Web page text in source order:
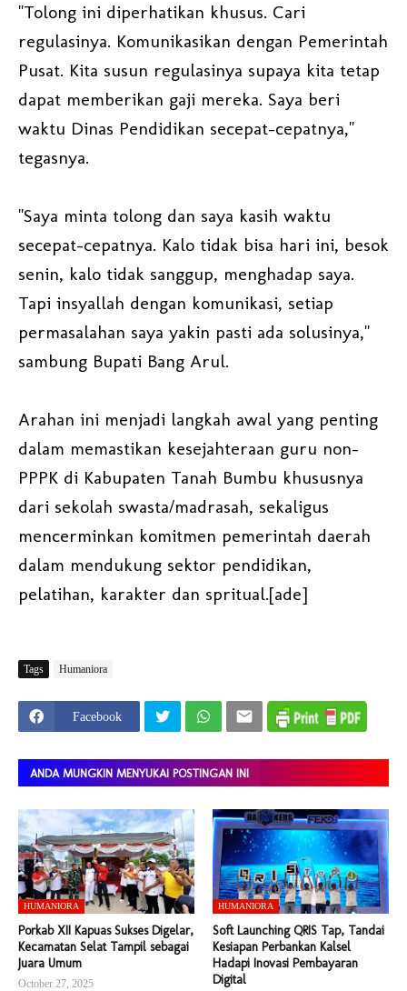
"Tolong ini diperhatikan khusus. Cari
regulasinya. Komunikasikan dengan Pemerintah
Pusat. Kita susun regulasinya supaya kita tetap
dapat memberikan gaji mereka. Saya beri
waktu Dinas Pendidikan secepat-cepatnya,"
tegasnya.
"Saya minta tolong dan saya kasih waktu
secepat-cepatnya. Kalo tidak bisa hari ini, besok
senin, kalo tidak sanggup, menghadap saya.
Tapi insyallah dengan komunikasi, setiap
permasalahan saya yakin pasti ada solusinya,"
sambung Bupati Bang Arul.
Arahan ini menjadi langkah awal yang penting
dalam memastikan kesejahteraan guru non-
PPPK di Kabupaten Tanah Bumbu khususnya
dari sekolah swasta/madrasah, sekaligus
mencerminkan komitmen pemerintah daerah
dalam mendukung sektor pendidikan,
pelatihan, karakter dan spritual.[ade]
Tags Humaniora
Facebook
ANDA MUNGKIN MENYUKAI POSTINGAN INI
HUMANIORA
Porkab XII Kapuas Sukses Digelar,
Kecamatan Selat Tampil sebagai
Juara Umum
October 27, 2025
HUMANIORA
Soft Launching QRIS Tap, Tandai
Kesiapan Perbankan Kalsel
Hadapi Inovasi Pembayaran
Digital